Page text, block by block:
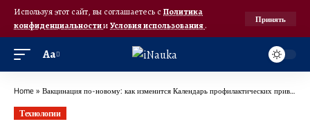
Используя этот сайт, вы соглашаетесь с Политика
конфиденциальностииУсловия использования.
Принять
Аа
Home » Вакцинация по-новому: как изменится Календарь профилактических прививок с 2026 года
Технологии